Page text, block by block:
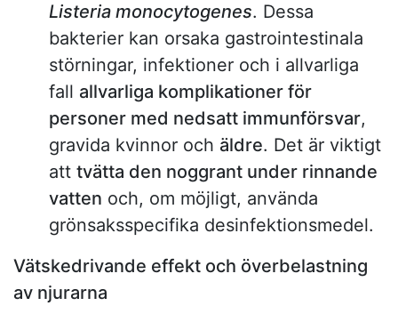
Listeria monocytogenes. Dessa
bakterier kan orsaka gastrointestinala
störningar, infektioner och i allvarliga
fall allvarliga komplikationer för
personer med nedsatt immunförsvar,
gravida kvinnor och äldre. Det är viktigt
att tvätta den noggrant under rinnande
vatten och, om möjligt, använda
grönsaksspecifika desinfektionsmedel.
Vätskedrivande effekt och överbelastning
av njurarna